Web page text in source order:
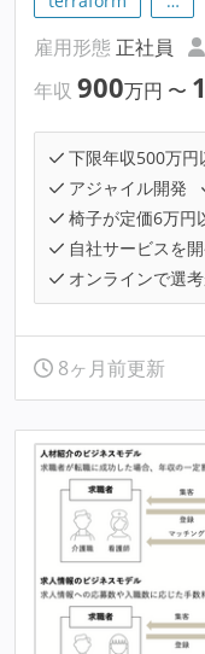
雇用形態 正社員
年収 900万円 〜
下限年収500万円
アジャイル開発
椅子が定価6万円
自社サービスを
オンラインで選
8ヶ月前更新